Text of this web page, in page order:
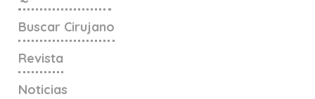
Buscar Cirujano
Revista
Noticias